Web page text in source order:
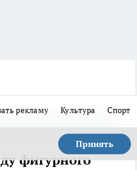
рекламу Культура Спорт
Принять
фигурного